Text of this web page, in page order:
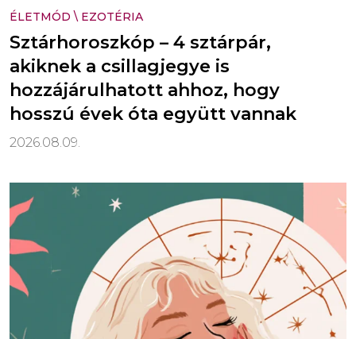
ÉLETMÓD \ EZOTÉRIA
Sztárhoroszkóp – 4 sztárpár,
akiknek a csillagjegye is
hozzájárulhatott ahhoz, hogy
hosszú évek óta együtt vannak
2026.08.09.